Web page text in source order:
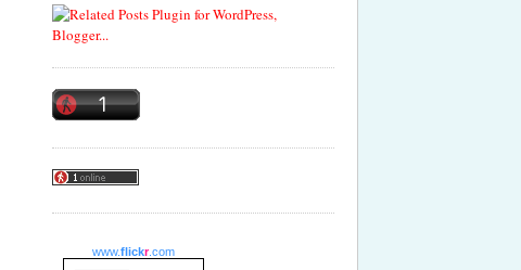
www.flickr.com